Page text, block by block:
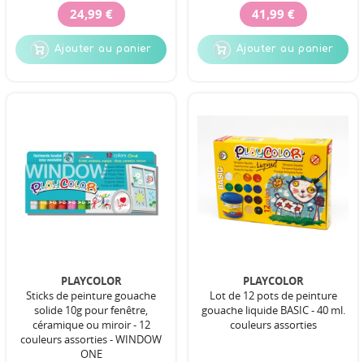
24,99 €
Ajouter au panier
41,99 €
Ajouter au panier
PLAYCOLOR
Sticks de peinture gouache
solide 10g pour fenêtre,
céramique ou miroir - 12
couleurs assorties - WINDOW
ONE
PLAYCOLOR
Lot de 12 pots de peinture
gouache liquide BASIC - 40 ml.
couleurs assorties